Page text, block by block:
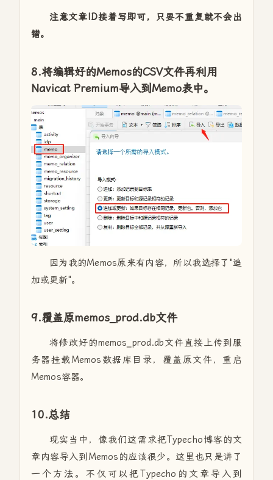
注意文章ID接着写即可，只要不重复就不会出
错。
8.将编辑好的Memos的CSV文件再利用
Navicat Premium导入到Memo表中。
因为我的Memos原来有内容，所以我选择了"追
加或更新"。
9.覆盖原memos_prod.db文件
将修改好的memos_prod.db文件直接上传到服
务器挂载Memos数据库目录，覆盖原文件，重启
Memos容器。
10.总结
现实当中，像我们这需求把Typecho博客的文
章内容导入到Memos的应该很少。这里也只是讲了
一个方法。不仅可以把Typecho的文章导入到